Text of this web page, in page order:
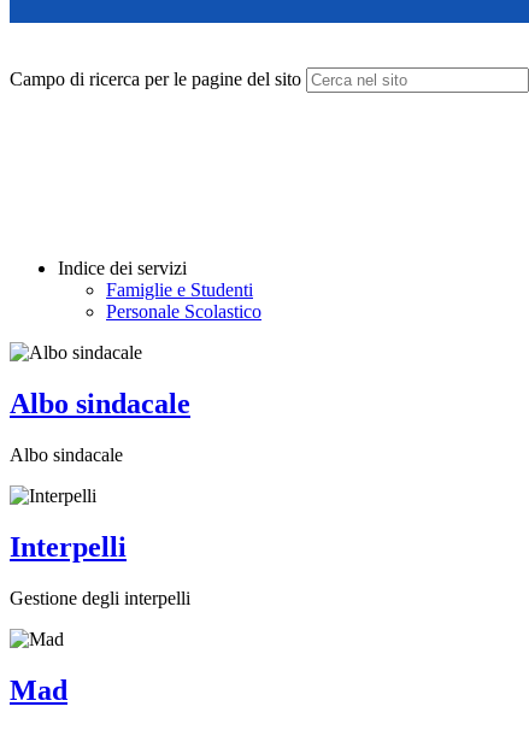
Campo di ricerca per le pagine del sito
Indice dei servizi
Famiglie e Studenti
Personale Scolastico
Albo sindacale
Albo sindacale
Interpelli
Gestione degli interpelli
Mad